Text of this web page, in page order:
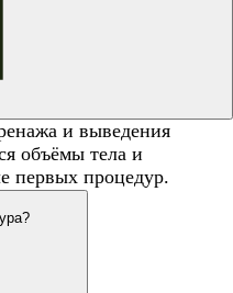
и выведения
объёмы тела и
первых процедур.